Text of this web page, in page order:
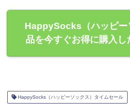
HappySocks（ハッピー
品を今すぐお得に購入し
HappySocks（ハッピーソックス）タイムセール